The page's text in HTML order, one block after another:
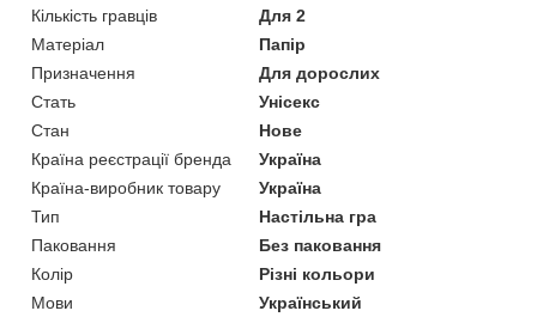
Кількість гравців
Для 2
Матеріал
Папір
Призначення
Для дорослих
Стать
Унісекс
Стан
Нове
Країна реєстрації бренда
Україна
Країна-виробник товару
Україна
Тип
Настільна гра
Паковання
Без паковання
Колір
Різні кольори
Мови
Український